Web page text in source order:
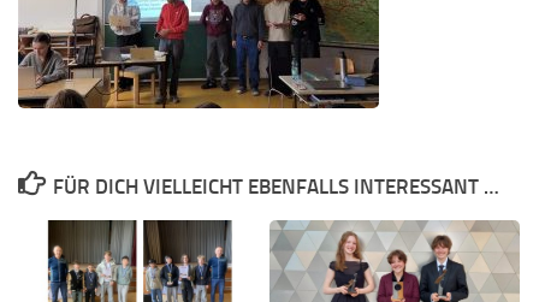
FÜR DICH VIELLEICHT EBENFALLS INTERESSANT …